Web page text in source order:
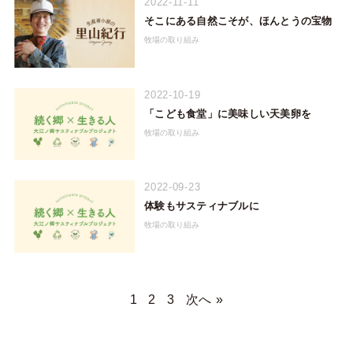
そこにある自然こそが、ほんとうの宝物
牧場の取り組み
2022-10-19
「こども食堂」に美味しい天美卵を
牧場の取り組み
2022-09-23
体験もサスティナブルに
牧場の取り組み
1 2 3 次へ »